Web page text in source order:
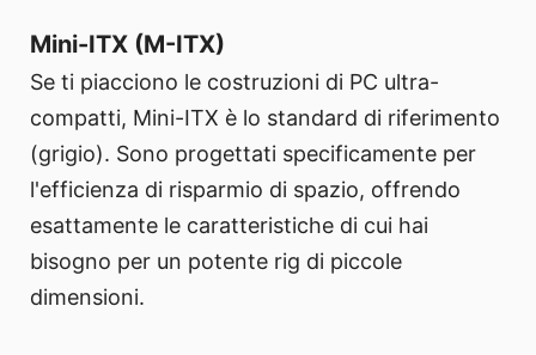
Mini-ITX (M-ITX)
Se ti piacciono le costruzioni di PC ultra-
compatti, Mini-ITX è lo standard di riferimento
(grigio). Sono progettati specificamente per
l'efficienza di risparmio di spazio, offrendo
esattamente le caratteristiche di cui hai
bisogno per un potente rig di piccole
dimensioni.